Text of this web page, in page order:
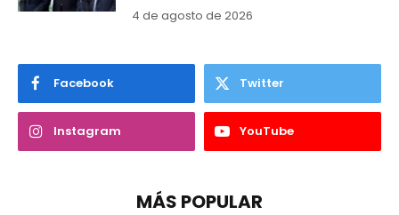
4 de agosto de 2026
Facebook Twitter
Instagram YouTube
MÁS POPULAR